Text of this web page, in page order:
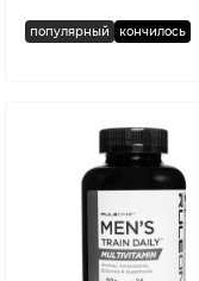
популярный кончилось